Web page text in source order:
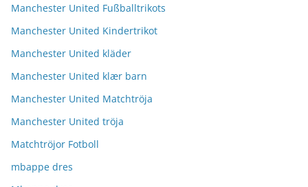
Manchester United Fußballtrikots
Manchester United Kindertrikot
Manchester United kläder
Manchester United klær barn
Manchester United Matchtröja
Manchester United tröja
Matchtröjor Fotboll
mbappe dres